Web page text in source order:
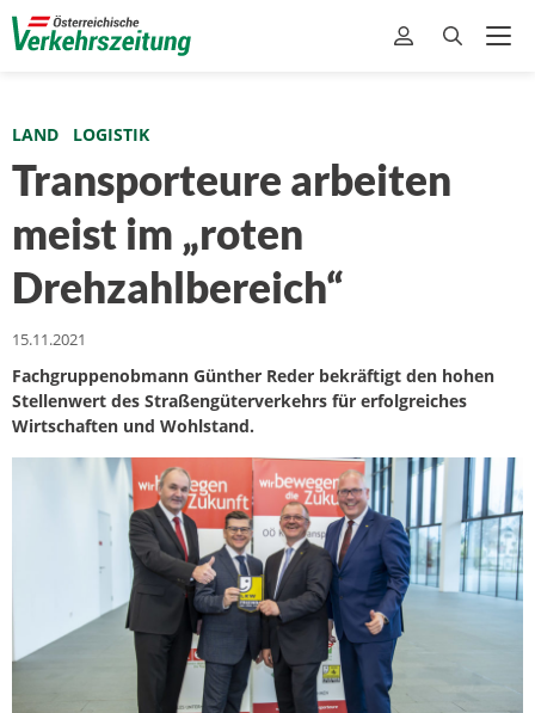
LAND LOGISTIK
Transporteure arbeiten
meist im „roten
Drehzahlbereich“
15.11.2021
Fachgruppenobmann Günther Reder bekräftigt den hohen
Stellenwert des Straßengüterverkehrs für erfolgreiches
Wirtschaften und Wohlstand.